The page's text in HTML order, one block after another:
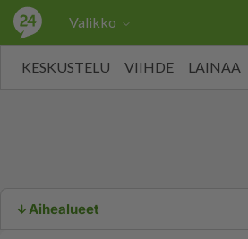
Valikko
KESKUSTELU VIIHDE LAINAA
Aihealueet